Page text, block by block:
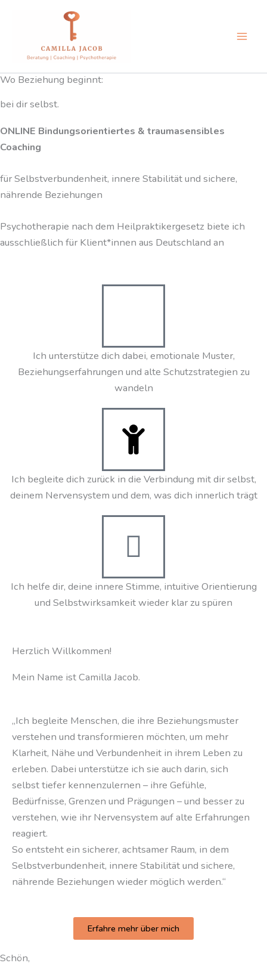
Wo Beziehung beginnt:
bei dir selbst.
ONLINE Bindungsorientiertes & traumasensibles
Coaching
für Selbstverbundenheit, innere Stabilität und sichere,
nährende Beziehungen
Psychotherapie nach dem Heilpraktikergesetz biete ich
ausschließlich für Klient*innen aus Deutschland an
Ich unterstütze dich dabei, emotionale Muster,
Beziehungserfahrungen und alte Schutzstrategien zu
wandeln
Ich begleite dich zurück in die Verbindung mit dir selbst,
deinem Nervensystem und dem, was dich innerlich trägt
Ich helfe dir, deine innere Stimme, intuitive Orientierung
und Selbstwirksamkeit wieder klar zu spüren
Herzlich Willkommen!
Mein Name ist Camilla Jacob.
„Ich begleite Menschen, die ihre Beziehungsmuster
verstehen und transformieren möchten, um mehr
Klarheit, Nähe und Verbundenheit in ihrem Leben zu
erleben. Dabei unterstütze ich sie auch darin, sich
selbst tiefer kennenzulernen – ihre Gefühle,
Bedürfnisse, Grenzen und Prägungen – und besser zu
verstehen, wie ihr Nervensystem auf alte Erfahrungen
reagiert.
So entsteht ein sicherer, achtsamer Raum, in dem
Selbstverbundenheit, innere Stabilität und sichere,
nährende Beziehungen wieder möglich werden.“
Erfahre mehr über mich
Schön,